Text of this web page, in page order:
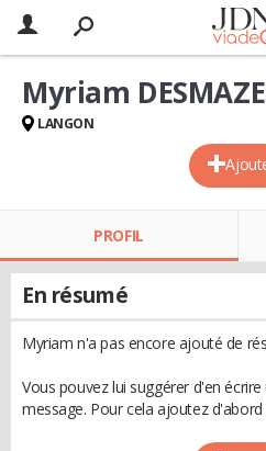
Myriam
LANGON
PROFIL
En résumé
Myriam n'a pas encore ajouté de
Vous pouvez lui suggérer d'en
message. Pour cela ajoutez